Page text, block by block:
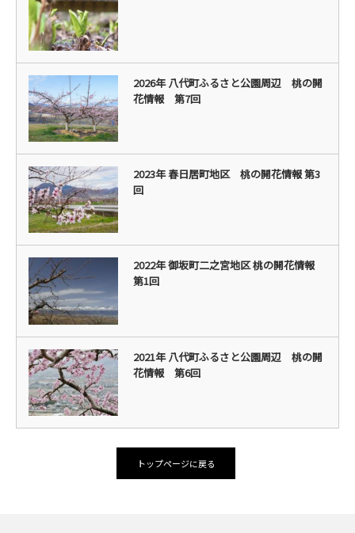
2026年 八代町ふるさと公園周辺 桃の開
花情報 第7回
2023年 春日居町地区 桃の開花情報 第3
回
2022年 御坂町二之宮地区 桃の開花情報
第1回
2021年 八代町ふるさと公園周辺 桃の開
花情報 第6回
トップページに戻る